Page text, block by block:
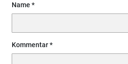
Name
Kommentar